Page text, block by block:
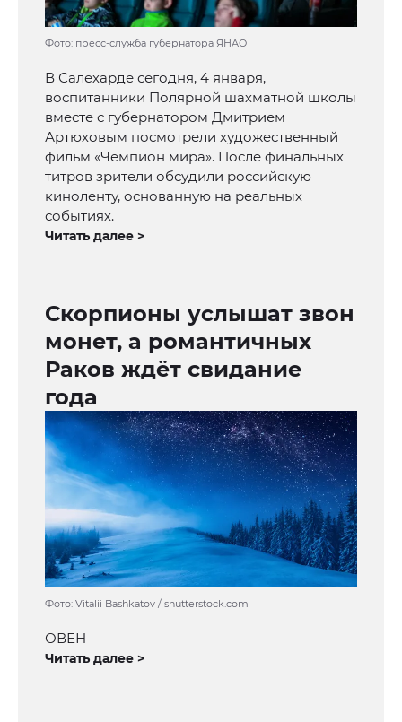
Фото: пресс-служба губернатора ЯНАО
В Салехарде сегодня, 4 января,
воспитанники Полярной шахматной школы
вместе с губернатором Дмитрием
Артюховым посмотрели художественный
фильм «Чемпион мира». После финальных
титров зрители обсудили российскую
киноленту, основанную на реальных
событиях.
Читать далее >
Скорпионы услышат звон
монет, а романтичных
Раков ждёт свидание
года
Фото: Vitalii Bashkatov / shutterstock.com
ОВЕН
Читать далее >